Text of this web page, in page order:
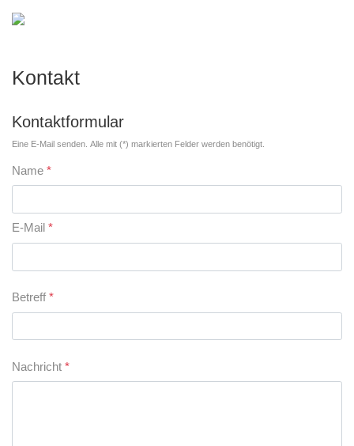
Kontakt
Kontaktformular
Eine E-Mail senden. Alle mit (*) markierten Felder werden benötigt.
Name *
E-Mail *
Betreff *
Nachricht *